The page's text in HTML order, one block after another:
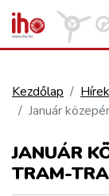
VASÚT
KÖZÚT
Kezdőlap
Hírek
Január
JANUÁR
TRAM-